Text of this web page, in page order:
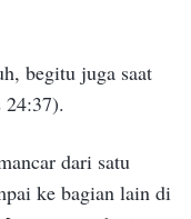
begitu juga saat
.
dari satu
ke bagian lain di